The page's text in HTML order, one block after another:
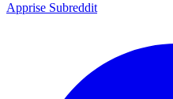
Apprise Subreddit